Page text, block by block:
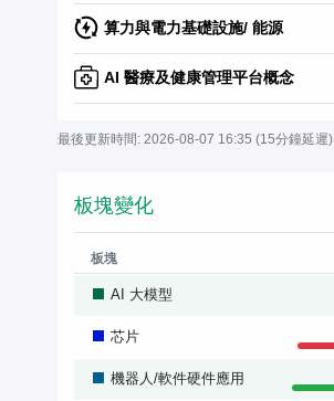
算力與電力基礎設施/ 能源
AI 醫療及健康管理平台概念
最後更新時間: 2026-08-07 16:35 (15分鐘延遲)
板塊變化
板塊
AI 大模型
芯片
機器人/軟件硬件應用